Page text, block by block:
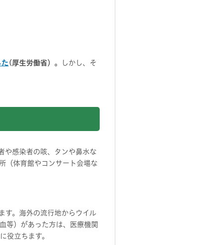
(厚生労働省）。
しかし、そ
や感染者の咳、タンや鼻水な
（体育館やコンサート会場な
す。海外の流行地からウイル
等）があった方は、医療機関
役立ちます。